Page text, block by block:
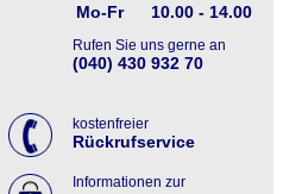
Mo-Fr 10.00 - 14.00
Rufen Sie uns gerne an
(040) 430 932 70
kostenfreier
Rückrufservice
Informationen zur